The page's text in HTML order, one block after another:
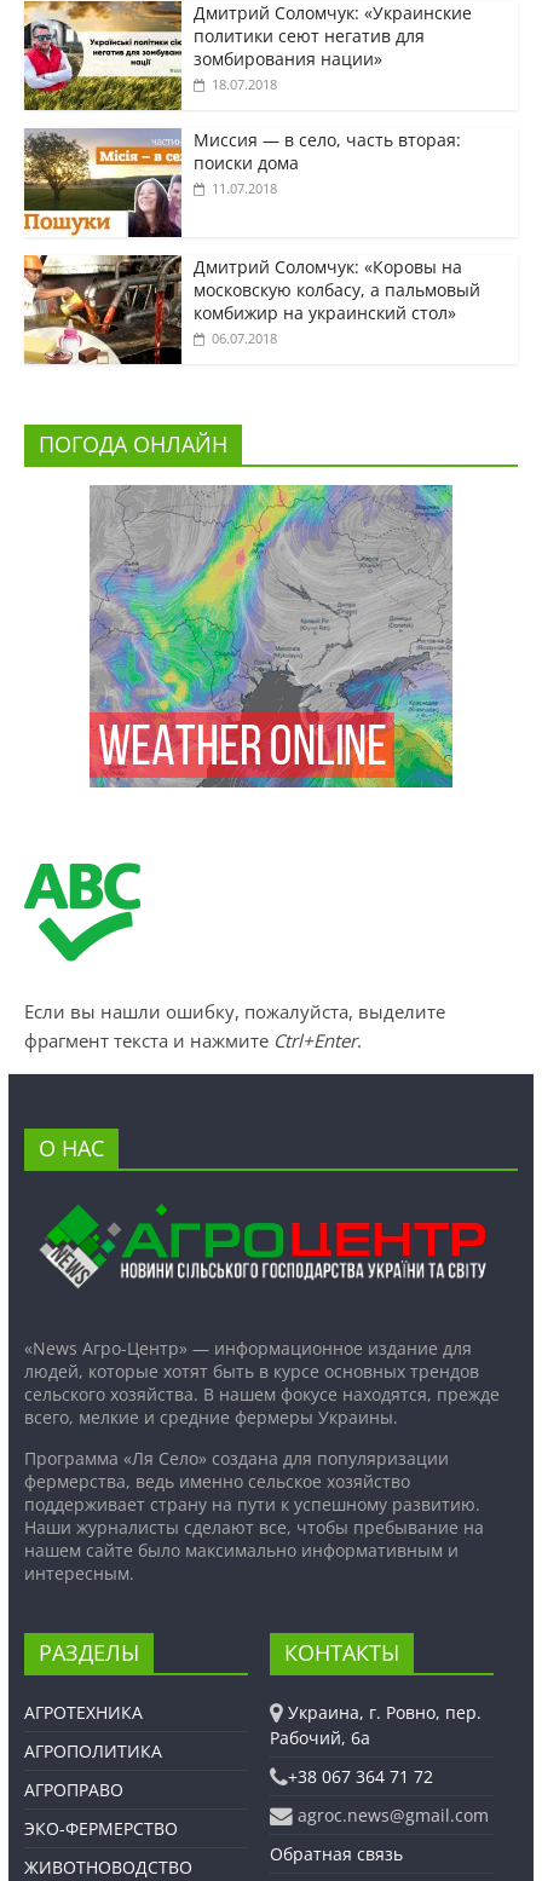
Дмитрий Соломчук: «Украинские
политики сеют негатив для
зомбирования нации»
18.07.2018
Миссия — в село, часть вторая:
поиски дома
11.07.2018
Дмитрий Соломчук: «Коровы на
московскую колбасу, а пальмовый
комбижир на украинский стол»
06.07.2018
ПОГОДА ОНЛАЙН
Если вы нашли ошибку, пожалуйста, выделите
фрагмент текста и нажмите Ctrl+Enter.
О НАС
«News Агро-Центр» — информационное издание для
людей, которые хотят быть в курсе основных трендов
сельского хозяйства. В нашем фокусе находятся, прежде
всего, мелкие и средние фермеры Украины.
Программа «Ля Село» создана для популяризации
фермерства, ведь именно сельское хозяйство
поддерживает страну на пути к успешному развитию.
Наши журналисты сделают все, чтобы пребывание на
нашем сайте было максимально информативным и
интересным.
РАЗДЕЛЫ
АГРОТЕХНИКА
АГРОПОЛИТИКА
АГРОПРАВО
ЭКО-ФЕРМЕРСТВО
ЖИВОТНОВОДСТВО
КОНТАКТЫ
Украина, г. Ровно, пер.
Рабочий, 6а
+38 067 364 71 72
agroc.news@gmail.com
Обратная связь